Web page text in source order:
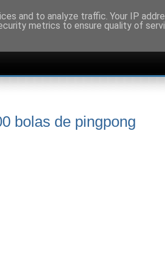
bolas de pingpong
and to analyze traffic. Your IP
metrics to ensure quality of